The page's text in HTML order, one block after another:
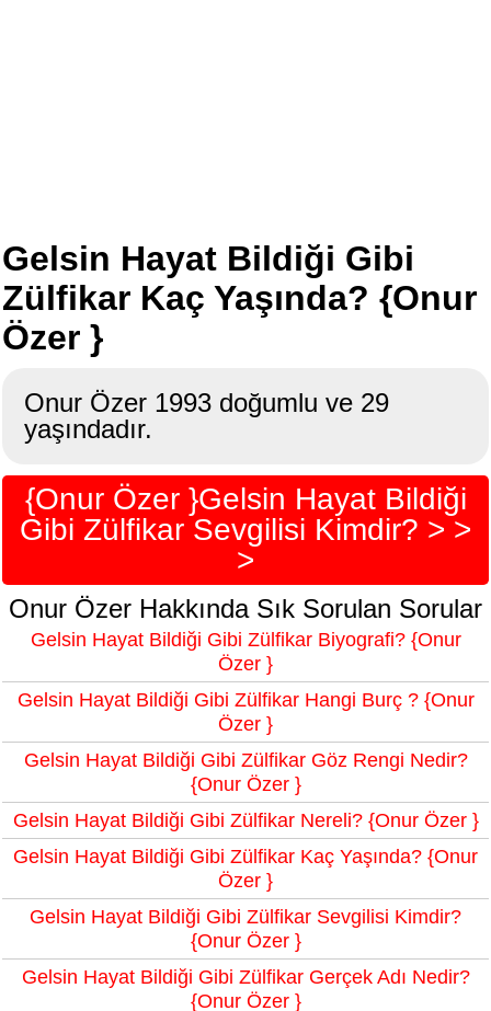
Gelsin Hayat Bildiği Gibi
Zülfikar Kaç Yaşında? {Onur
Özer }
Onur Özer 1993 doğumlu ve 29
yaşındadır.
{Onur Özer }Gelsin Hayat Bildiği
Gibi Zülfikar Sevgilisi Kimdir? > >
>
Onur Özer Hakkında Sık Sorulan Sorular
Gelsin Hayat Bildiği Gibi Zülfikar Biyografi? {Onur
Özer }
Gelsin Hayat Bildiği Gibi Zülfikar Hangi Burç ? {Onur
Özer }
Gelsin Hayat Bildiği Gibi Zülfikar Göz Rengi Nedir?
{Onur Özer }
Gelsin Hayat Bildiği Gibi Zülfikar Nereli? {Onur Özer }
Gelsin Hayat Bildiği Gibi Zülfikar Kaç Yaşında? {Onur
Özer }
Gelsin Hayat Bildiği Gibi Zülfikar Sevgilisi Kimdir?
{Onur Özer }
Gelsin Hayat Bildiği Gibi Zülfikar Gerçek Adı Nedir?
{Onur Özer }